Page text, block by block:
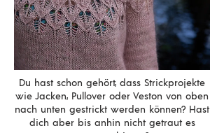
Du hast schon gehört, dass Strickprojekte
wie Jacken, Pullover oder Veston von oben
nach unten gestrickt werden können? Hast
dich aber bis anhin nicht getraut es